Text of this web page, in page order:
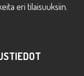
eri tilaisuuksiin.